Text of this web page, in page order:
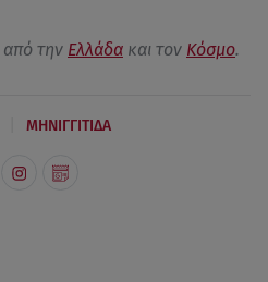
από την Ελλάδα και τον Κόσμο.
ΜΗΝΙΓΓΙΤΙΔΑ